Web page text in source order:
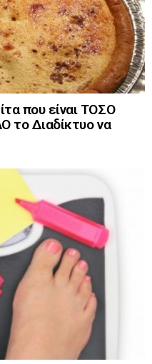
που είναι ΤΟΣΟ
το Διαδίκτυο να